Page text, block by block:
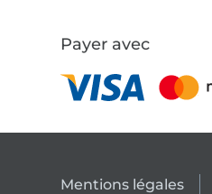
Payer avec
Mentions légales